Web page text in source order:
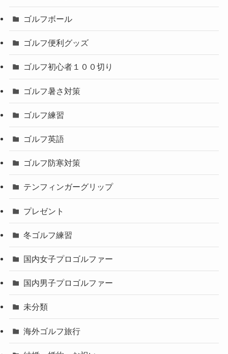
ゴルフボール
ゴルフ便利グッズ
ゴルフ初心者１００切り
ゴルフ暑さ対策
ゴルフ練習
ゴルフ英語
ゴルフ防寒対策
テンフィンガーグリップ
プレゼント
冬ゴルフ練習
国内女子プロゴルファー
国内男子プロゴルファー
未分類
海外ゴルフ旅行